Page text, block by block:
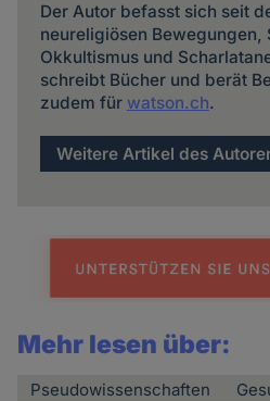
Der Autor befasst sich seit
neureligiösen Bewegungen,
Okkultismus und
schreibt Bücher und berät
zudem für watson.ch.
Weitere Artikel des
Mehr lesen über:
Pseudowissenschaften